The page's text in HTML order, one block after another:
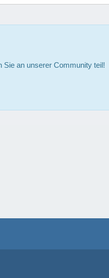
Sie an unserer Community teil!